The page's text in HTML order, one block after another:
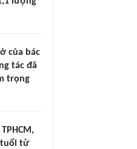
của bác
tác đã
trọng
tuổi tử